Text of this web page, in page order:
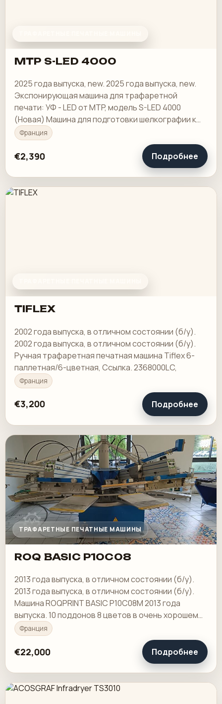
MTP S-LED 4000
2025 года выпуска, new. 2025 года выпуска, new.
Экспонирующая машина для трафаретной
печати: УФ - LED от MTP, модель S-LED 4000
(Новая) Машина для подготовки шелкографии к
трафаретной печати, прочная и надежная.
Простота в…
Франция
€2,390 Подробнее
TIFLEX
2002 года выпуска, в отличном состоянии (б/у).
2002 года выпуска, в отличном состоянии (б/у).
Ручная трафаретная печатная машина Tiflex 6-
паллетная/6-цветная, Ссылка. 2368000LC,
Франция
€3,200 Подробнее
ТРАФАРЕТНЫЕ ПЕЧАТНЫЕ МАШИНЫ
ROQ BASIC P10C08
2013 года выпуска, в отличном состоянии (б/у).
2013 года выпуска, в отличном состоянии (б/у).
Машина ROQPRINT BASIC P10C08M 2013 года
выпуска. 10 поддонов 8 цветов в очень хорошем
состоянии, немного б/у.
Франция
€22,000 Подробнее